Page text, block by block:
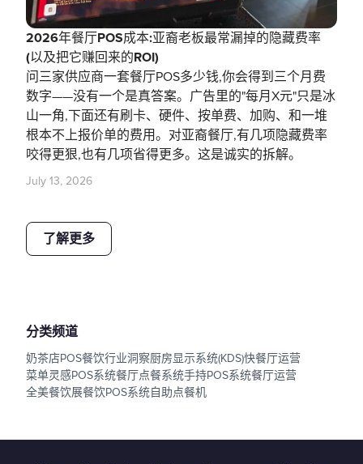
2026年餐厅POS成本:亚裔老板最常漏掉的隐藏费率
(以及把它赚回来的ROI)
问三家供应商一套餐厅POS多少钱,你会得到三个月费
数字——没有一个是真答案。广告里的"每月X元"只是冰
山一角,下面还有刷卡、硬件、按单费、加购、和一堆
根本不上报价单的费用。对亚裔餐厅,有几项隐藏费率
咬得更狠,也有几项省得更多。这是诚实的拆解。
July 13, 2026
了解更多
分类频道
奶茶店POS餐饮行业洞察厨房显示系统(KDS)快餐厅运营
菜单灵感POS系统餐厅点餐系统手持POS系统餐厅运营
全美餐饮展餐饮POS系统自助点餐机